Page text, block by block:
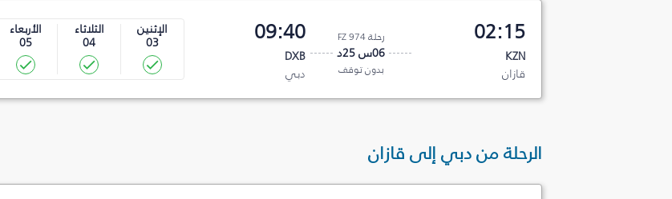
02:15
KZN
قازان
رحلة FZ 974
06س 25د
بدون توقف
09:40
DXB
دبي
الإثنين
03
الثلاثاء
04
الأربعاء
05
الرحلة من دبي إلى قازان